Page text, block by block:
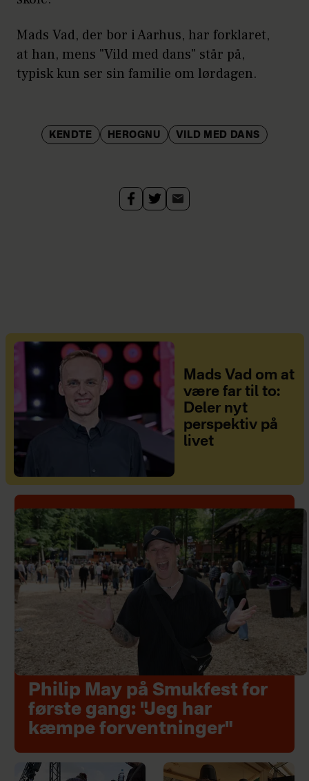
Mads Vad, der bor i Aarhus, har forklaret,
at han, mens "Vild med dans" står på,
typisk kun ser sin familie om lørdagen.
KENDTE HEROGNU VILD MED DANS
Mads Vad om at
være far til to:
Deler nyt
perspektiv på
livet
Philip May på Smukfest for
første gang: "Jeg har
kæmpe forventninger"